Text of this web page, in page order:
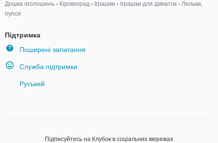
Дошка оголошень › Кіровоград › Іграшки › Іграшки для дівчаток › Ляльки,
пупси
Підтримка
Поширені запитання
Служба підтримки
Руський
Підписуйтесь на Клубок в соціальних мережах